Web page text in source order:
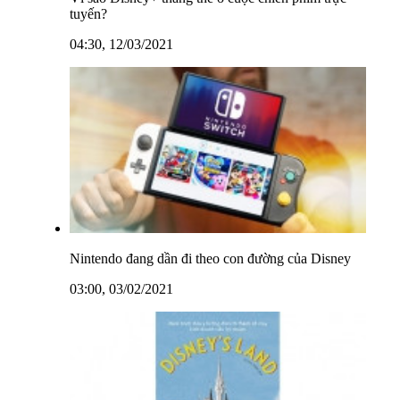
tuyến?
04:30, 12/03/2021
Nintendo đang dần đi theo con đường của Disney
03:00, 03/02/2021